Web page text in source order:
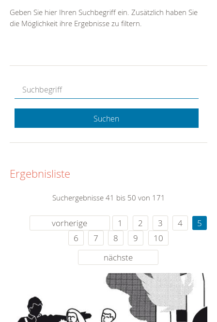
Geben Sie hier Ihren Suchbegriff ein. Zusätzlich haben Sie
die Möglichkeit ihre Ergebnisse zu filtern.
Suchen
Ergebnisliste
Suchergebnisse 41 bis 50 von 171
vorherige 1 2 3 4
5
6
7 8 9
10
nächste